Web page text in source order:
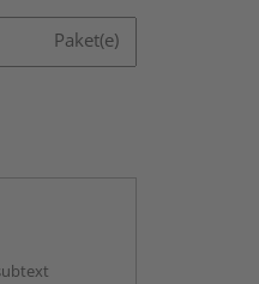
Paket(e)